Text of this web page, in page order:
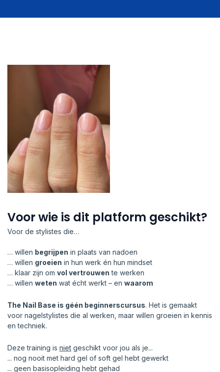
Voor wie is dit platform geschikt?
Voor de stylistes die…
… willen begrijpen in plaats van nadoen
… willen groeien in hun werk én hun mindset
… klaar zijn om vol vertrouwen te werken
… willen weten wat écht werkt – en waarom
The Nail Base is géén beginnerscursus. Het is gemaakt
voor nagelstylistes die al werken, maar willen groeien in kennis
en techniek.
Deze training is niet geschikt voor jou als je...
... nog nooit met hard gel of soft gel hebt gewerkt
... geen basisopleiding hebt gehad